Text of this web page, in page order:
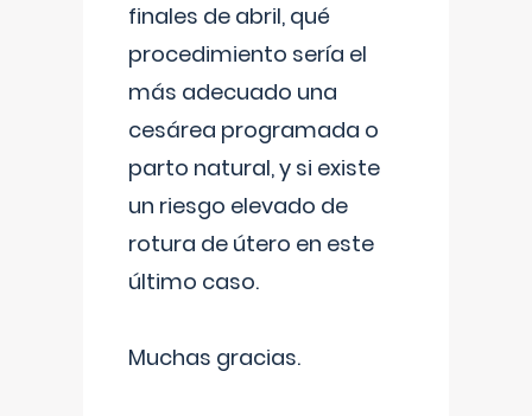
finales de abril, qué
procedimiento sería el
más adecuado una
cesárea programada o
parto natural, y si existe
un riesgo elevado de
rotura de útero en este
último caso.
Muchas gracias.